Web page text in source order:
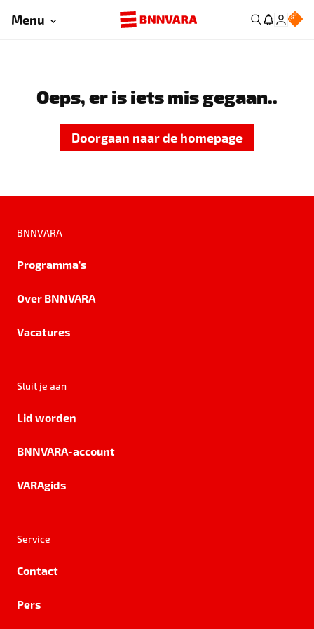
Menu
Oeps, er is iets mis gegaan..
Doorgaan naar de homepage
BNNVARA
Programma's
Over BNNVARA
Vacatures
Sluit je aan
Lid worden
BNNVARA-account
VARAgids
Service
Contact
Pers